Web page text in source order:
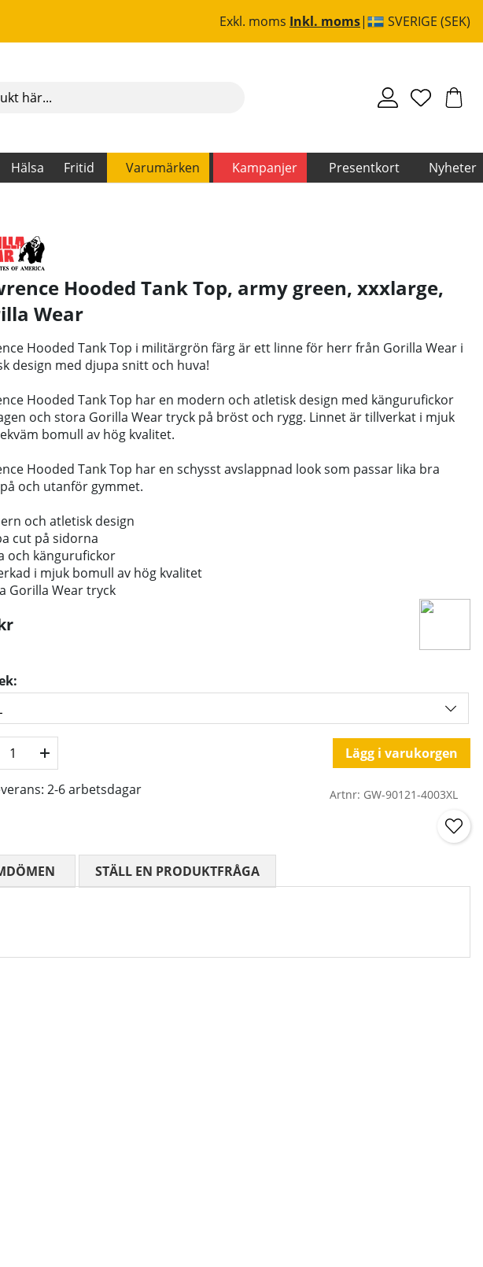
Exkl. moms Inkl. moms SVERIGE (SEK)
Hälsa Fritid Varumärken Kampanjer Presentkort Nyheter
Hooded Tank Top, army green, xxxlarge,
Wear
Hooded Tank Top i militärgrön färg är ett linne för herr från Gorilla Wear i
design med djupa snitt och huva!
Hooded Tank Top har en modern och atletisk design med kängurufickor
och stora Gorilla Wear tryck på bröst och rygg. Linnet är tillverkat i mjuk
bomull av hög kvalitet.
Hooded Tank Top har en schysst avslappnad look som passar lika bra
och utanför gymmet.
och atletisk design
cut på sidorna
och kängurufickor
i mjuk bomull av hög kvalitet
Gorilla Wear tryck
Lägg i varukorgen
2-6 arbetsdagar Artnr: GW-90121-4003XL
MEDELBETYG 0 AV 5 ANTAL BETYG 0
STÄLL EN PRODUKTFRÅGA